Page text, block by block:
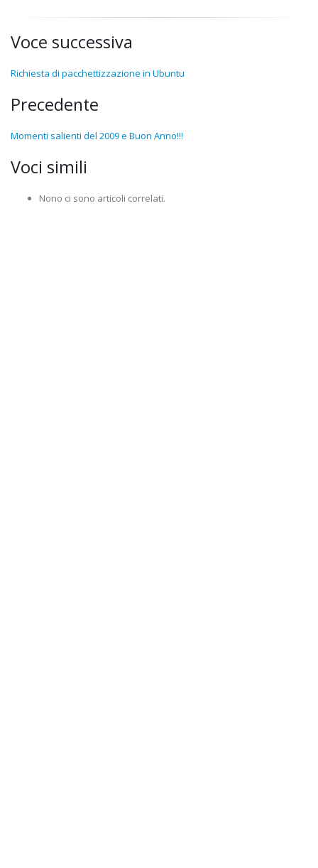
Voce successiva
Richiesta di pacchettizzazione in Ubuntu
Precedente
Momenti salienti del 2009 e Buon Anno!!!
Voci simili
Nono ci sono articoli correlati.